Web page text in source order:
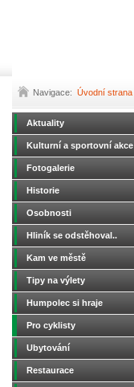
Navigace: Úvodní strana
Aktuality
Kulturní a sportovní akce
Fotogalerie
Historie
Osobnosti
Hliník se odstěhoval..
Kam ve městě
Tipy na výlety
Humpolec si hraje
Pro cyklisty
Ubytování
Restaurace